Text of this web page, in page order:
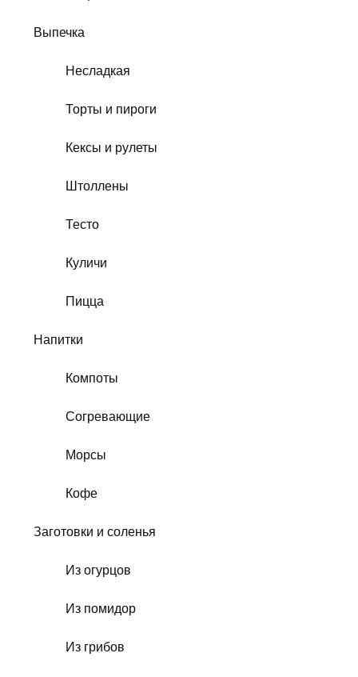
Выпечка
Несладкая
Торты и пироги
Кексы и рулеты
Штоллены
Тесто
Куличи
Пицца
Напитки
Компоты
Согревающие
Морсы
Кофе
Заготовки и соленья
Из огурцов
Из помидор
Из грибов